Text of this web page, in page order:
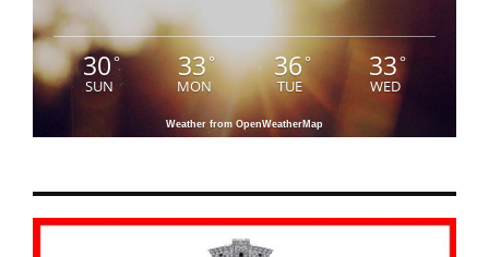
30°
SUN
33°
MON
36°
TUE
33°
WED
Weather from OpenWeatherMap